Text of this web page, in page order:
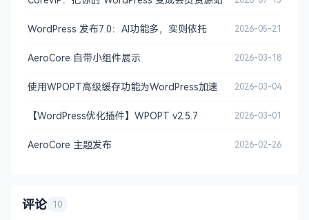
WordPress 发布7.0：AI功能多，实则依托 2026-05-21
AeroCore 自带小组件展示 2026-03-18
使用WPOPT高级缓存功能为WordPress加速 2026-03-04
【WordPress优化插件】WPOPT v2.5.7 2026-03-01
AeroCore 主题发布 2026-02-26
评论 10